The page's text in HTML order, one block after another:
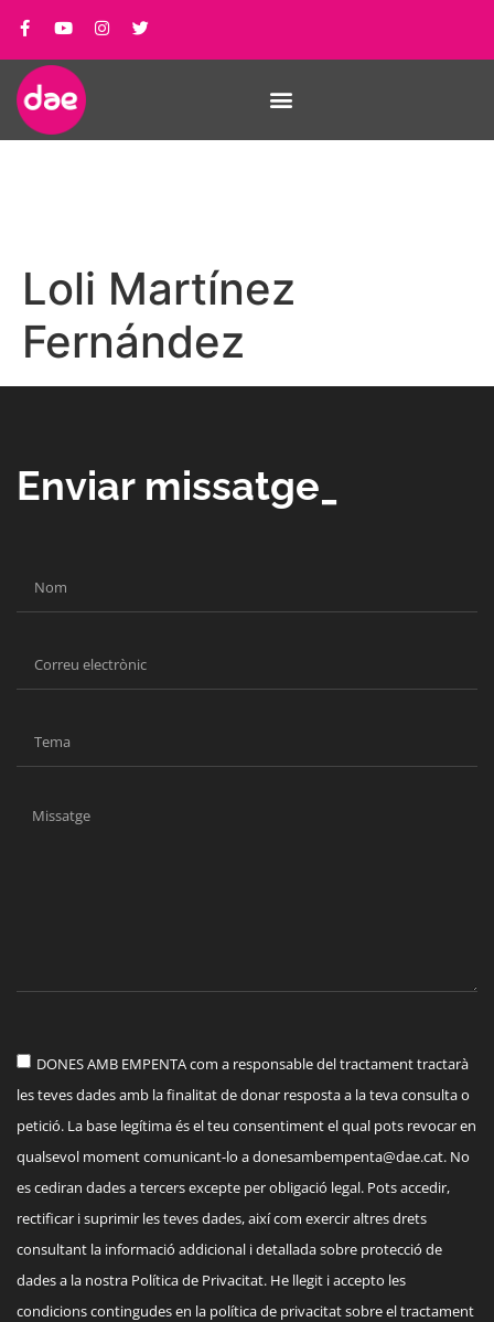
Loli Martínez
Fernández
Enviar missatge_
DONES AMB EMPENTA com a responsable del tractament tractarà
les teves dades amb la finalitat de donar resposta a la teva consulta o
petició. La base legítima és el teu consentiment el qual pots revocar en
qualsevol moment comunicant-lo adonesambempenta@dae.cat. No
es cediran dades a tercers excepte per obligació legal. Pots accedir,
rectificar i suprimir les teves dades, així com exercir altres drets
consultant la informació addicional i detallada sobre protecció de
dades a la nostra Política de Privacitat. He llegit i accepto les
condicions contingudes en la política de privacitat sobre el tractament